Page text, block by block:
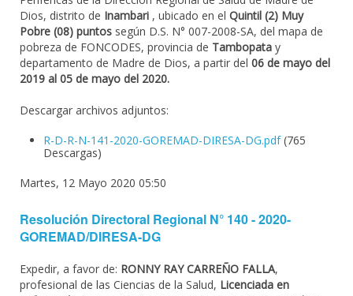
Dios, distrito de Inambari , ubicado en el Quintil (2) Muy
Pobre (08) puntos según D.S. N° 007-2008-SA, del mapa de
pobreza de FONCODES, provincia de Tambopata y
departamento de Madre de Dios, a partir del 06 de mayo del
2019 al 05 de mayo del 2020.
Descargar archivos adjuntos:
R-D-R-N-141-2020-GOREMAD-DIRESA-DG.pdf(765
Descargas)
Martes, 12 Mayo 2020 05:50
Resolución Directoral Regional N° 140 - 2020-
GOREMAD/DIRESA-DG
Expedir, a favor de: RONNY RAY CARREÑO FALLA,
profesional de las Ciencias de la Salud, Licenciada en